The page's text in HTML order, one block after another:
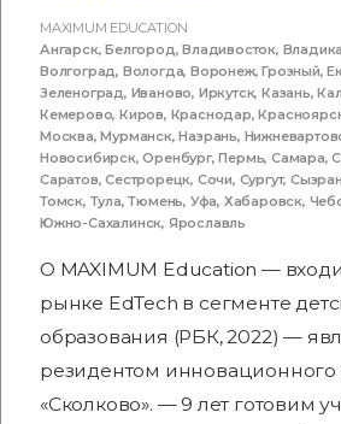
MAXIMUM EDUCATION
Ангарск,Белгород,Владивосток,
Волгоград, Вологда,Воронеж,Грозный,
Зеленоград, Иваново, Иркутск,Казань,
Кемерово,Киров, Краснодар,
Москва,Мурманск,Назрань,
Новосибирск,Оренбург,Пермь,Самара,
Саратов,Сестрорецк, Сочи, Сургут,
Томск, Тула,Тюмень, Уфа, Хабаровск,
Южно-Сахалинск, Ярославль
О MAXIMUM Education —
рынке EdTech в сегменте
образования (РБК, 2022) —
резидентом инновационного
«Сколково». — 9 лет готовим